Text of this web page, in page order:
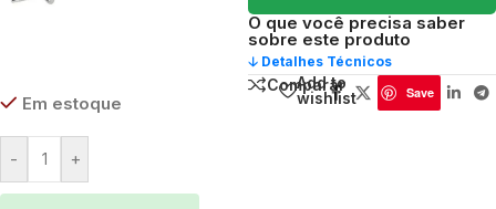
Em estoque
- +
O que você precisa saber
sobre este produto
🡣 Detalhes Técnicos
Comparar
Add to
wishlist
Save